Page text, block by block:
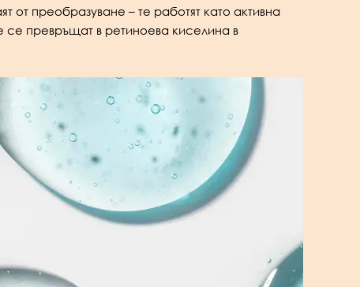
от преобразуване – те работят като активна
се превръщат в ретиноева киселина в